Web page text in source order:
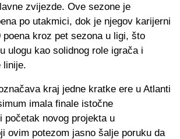
zvijezde. Ove sezone je
po utakmici, dok je njegov karijerni
poena kroz pet sezona u ligi, što
ulogu kao solidnog role igrača i
linije.
kraj jedne kratke ere u Atlanti
imala finale istočne
početak novog projekta u
ovim potezom jasno šalje poruku da